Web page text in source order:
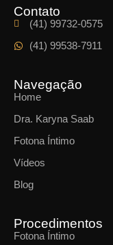
Contato
(41) 99732-0575
(41) 99538-7911
Navegação
Home
Dra. Karyna Saab
Fotona Íntimo
Vídeos
Blog
Procedimentos
Fotona Íntimo